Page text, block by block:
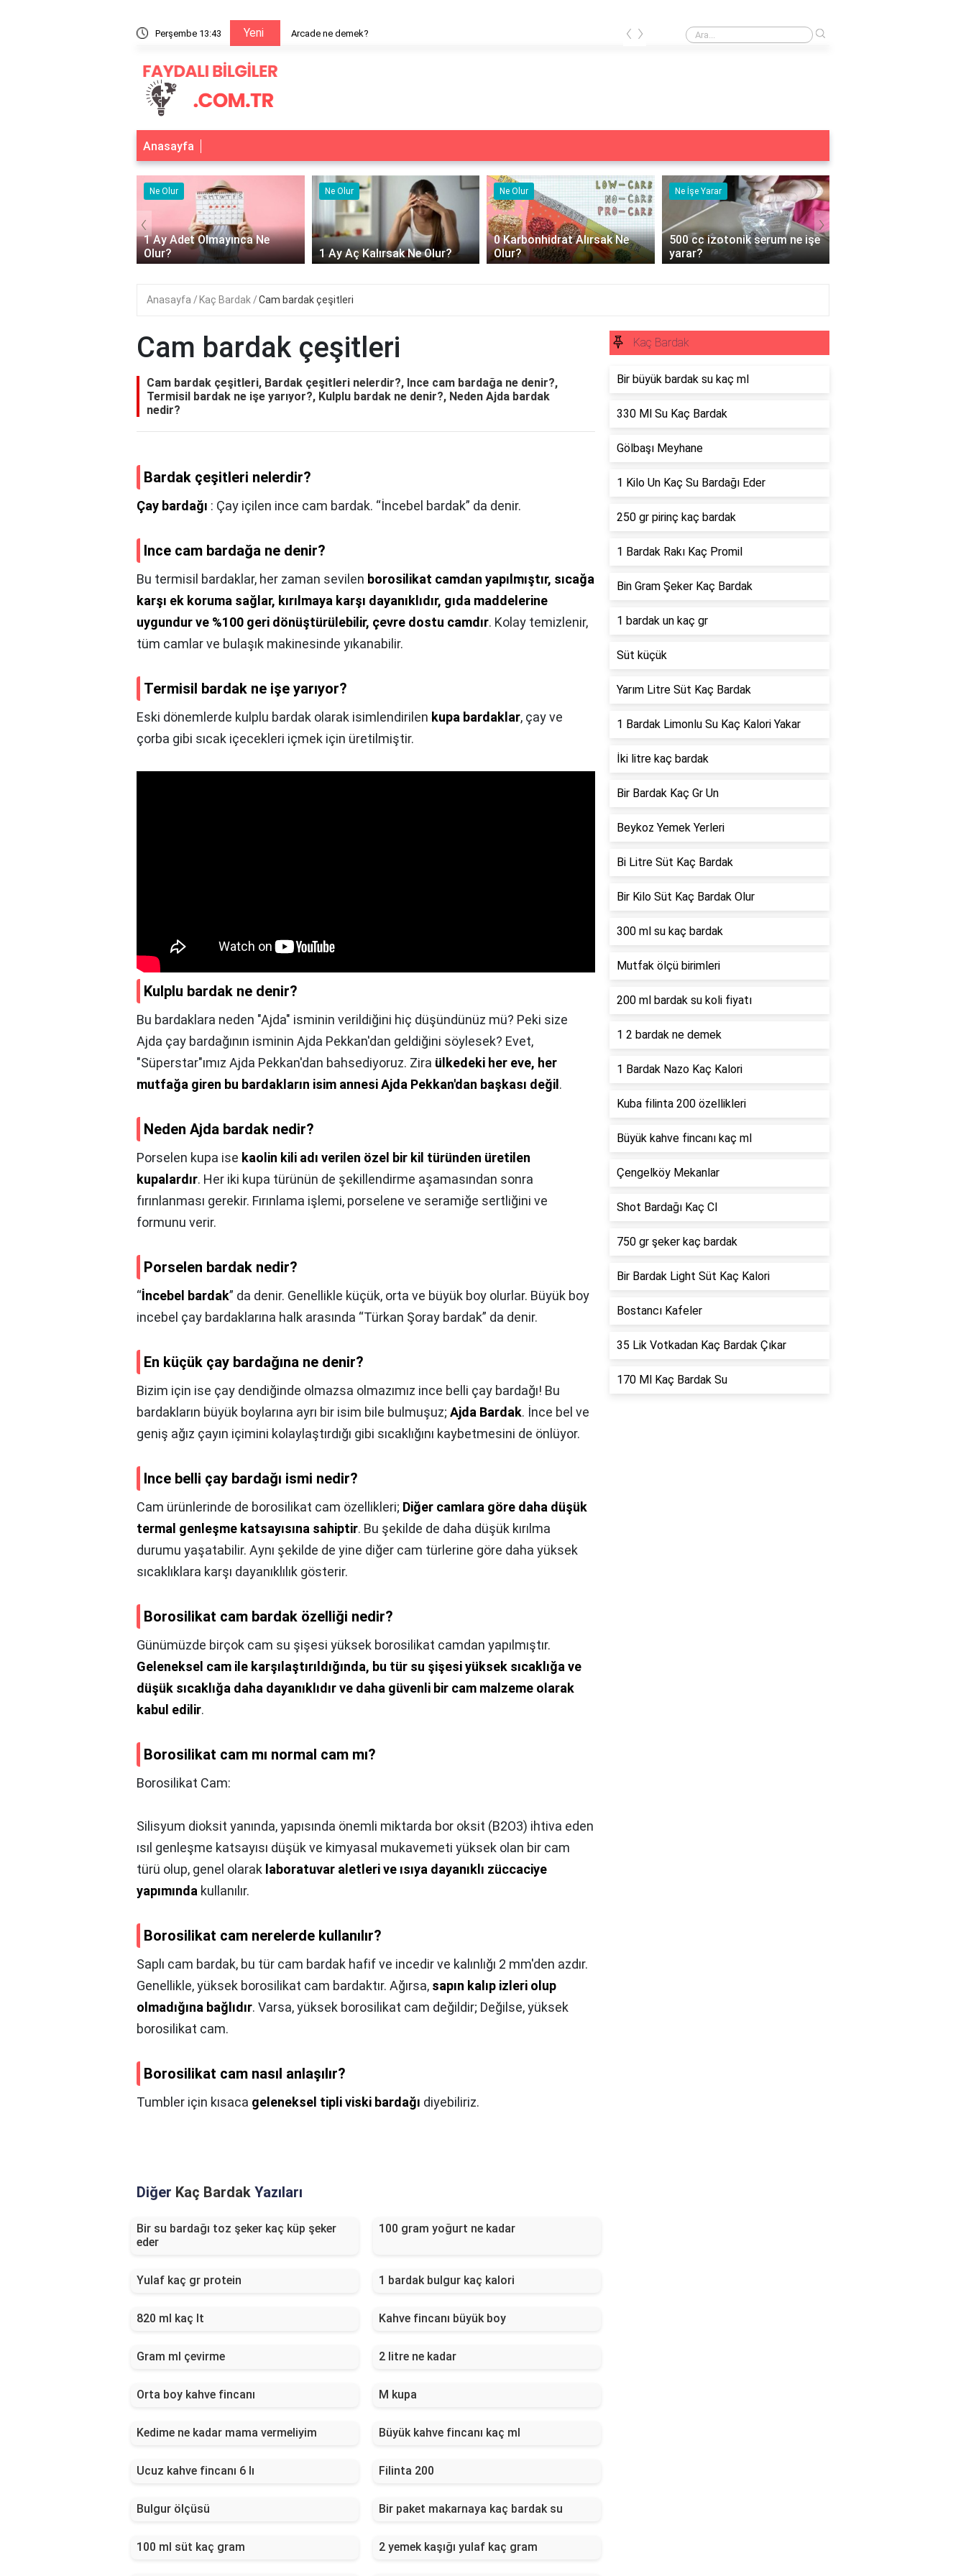
Perşembe 13:43 Yeni Arcade ne demek? Atasözü ne anlama geliyor tek kanatla kuş uçmuyor mu?
‹ ›
Anasayfa
Ne Olur
1 Ay Adet Olmayınca Ne
Olur?
Ne Olur
1 Ay Aç Kalırsak Ne Olur?
Ne Olur
0 Karbonhidrat Alırsak Ne
Olur?
Ne İşe Yarar
500 cc izotonik serum ne işe
yarar?
‹ ›
Anasayfa Kaç Bardak Cam bardak çeşitleri
Cam bardak çeşitleri
Cam bardak çeşitleri, Bardak çeşitleri nelerdir?, Ince cam bardağa ne denir?,
Termisil bardak ne işe yarıyor?, Kulplu bardak ne denir?, Neden Ajda bardak
nedir?
Bardak çeşitleri nelerdir?
Çay bardağı : Çay içilen ince cam bardak. “İncebel bardak” da denir.
Ince cam bardağa ne denir?
Bu termisil bardaklar, her zaman sevilen borosilikat camdan yapılmıştır, sıcağa
karşı ek koruma sağlar, kırılmaya karşı dayanıklıdır, gıda maddelerine
uygundur ve %100 geri dönüştürülebilir, çevre dostu camdır. Kolay temizlenir,
tüm camlar ve bulaşık makinesinde yıkanabilir.
Termisil bardak ne işe yarıyor?
Eski dönemlerde kulplu bardak olarak isimlendirilen kupa bardaklar, çay ve
çorba gibi sıcak içecekleri içmek için üretilmiştir.
Kulplu bardak ne denir?
Bu bardaklara neden "Ajda" isminin verildiğini hiç düşündünüz mü? Peki size
Ajda çay bardağının isminin Ajda Pekkan'dan geldiğini söylesek? Evet,
"Süperstar"ımız Ajda Pekkan'dan bahsediyoruz. Zira ülkedeki her eve, her
mutfağa giren bu bardakların isim annesi Ajda Pekkan'dan başkası değil .
Neden Ajda bardak nedir?
Porselen kupa ise kaolin kili adı verilen özel bir kil türünden üretilen
kupalardır. Her iki kupa türünün de şekillendirme aşamasından sonra
fırınlanması gerekir. Fırınlama işlemi, porselene ve seramiğe sertliğini ve
formunu verir.
Porselen bardak nedir?
“İncebel bardak” da denir. Genellikle küçük, orta ve büyük boy olurlar. Büyük boy
incebel çay bardaklarına halk arasında “Türkan Şoray bardak” da denir.
En küçük çay bardağına ne denir?
Bizim için ise çay dendiğinde olmazsa olmazımız ince belli çay bardağı! Bu
bardakların büyük boylarına ayrı bir isim bile bulmuşuz; Ajda Bardak. İnce bel ve
geniş ağız çayın içimini kolaylaştırdığı gibi sıcaklığını kaybetmesini de önlüyor.
Ince belli çay bardağı ismi nedir?
Cam ürünlerinde de borosilikat cam özellikleri; Diğer camlara göre daha düşük
termal genleşme katsayısına sahiptir. Bu şekilde de daha düşük kırılma
durumu yaşatabilir. Aynı şekilde de yine diğer cam türlerine göre daha yüksek
sıcaklıklara karşı dayanıklılık gösterir.
Borosilikat cam bardak özelliği nedir?
Günümüzde birçok cam su şişesi yüksek borosilikat camdan yapılmıştır.
Geleneksel cam ile karşılaştırıldığında, bu tür su şişesi yüksek sıcaklığa ve
düşük sıcaklığa daha dayanıklıdır ve daha güvenli bir cam malzeme olarak
kabul edilir.
Borosilikat cam mı normal cam mı?
Borosilikat Cam:
Silisyum dioksit yanında, yapısında önemli miktarda bor oksit (B2O3) ihtiva eden
ısıl genleşme katsayısı düşük ve kimyasal mukavemeti yüksek olan bir cam
türü olup, genel olarak laboratuvar aletleri ve ısıya dayanıklı züccaciye
yapımında kullanılır.
Borosilikat cam nerelerde kullanılır?
Saplı cam bardak, bu tür cam bardak hafif ve incedir ve kalınlığı 2 mm'den azdır.
Genellikle, yüksek borosilikat cam bardaktır. Ağırsa, sapın kalıp izleri olup
olmadığına bağlıdır. Varsa, yüksek borosilikat cam değildir; Değilse, yüksek
borosilikat cam.
Borosilikat cam nasıl anlaşılır?
Tumbler için kısaca geleneksel tipli viski bardağı diyebiliriz.
Diğer Kaç Bardak Yazıları
Bir su bardağı toz şeker kaç küp şeker
eder
100 gram yoğurt ne kadar
Yulaf kaç gr protein 1 bardak bulgur kaç kalori
820 ml kaç lt Kahve fincanı büyük boy
Gram ml çevirme 2 litre ne kadar
Orta boy kahve fincanı M kupa
Kedime ne kadar mama vermeliyim Büyük kahve fincanı kaç ml
Ucuz kahve fincanı 6 lı Filinta 200
Bulgur ölçüsü Bir paket makarnaya kaç bardak su
100 ml süt kaç gram 2 yemek kaşığı yulaf kaç gram
Kaç Bardak
Bir büyük bardak su kaç ml
330 Ml Su Kaç Bardak
Gölbaşı Meyhane
1 Kilo Un Kaç Su Bardağı Eder
250 gr pirinç kaç bardak
1 Bardak Rakı Kaç Promil
Bin Gram Şeker Kaç Bardak
1 bardak un kaç gr
Süt küçük
Yarım Litre Süt Kaç Bardak
1 Bardak Limonlu Su Kaç Kalori Yakar
İki litre kaç bardak
Bir Bardak Kaç Gr Un
Beykoz Yemek Yerleri
Bi Litre Süt Kaç Bardak
Bir Kilo Süt Kaç Bardak Olur
300 ml su kaç bardak
Mutfak ölçü birimleri
200 ml bardak su koli fiyatı
1 2 bardak ne demek
1 Bardak Nazo Kaç Kalori
Kuba filinta 200 özellikleri
Büyük kahve fincanı kaç ml
Çengelköy Mekanlar
Shot Bardağı Kaç Cl
750 gr şeker kaç bardak
Bir Bardak Light Süt Kaç Kalori
Bostancı Kafeler
35 Lik Votkadan Kaç Bardak Çıkar
170 Ml Kaç Bardak Su